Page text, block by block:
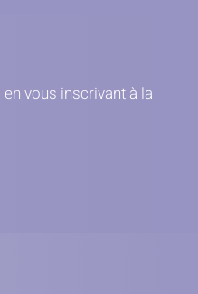
vous inscrivant à la